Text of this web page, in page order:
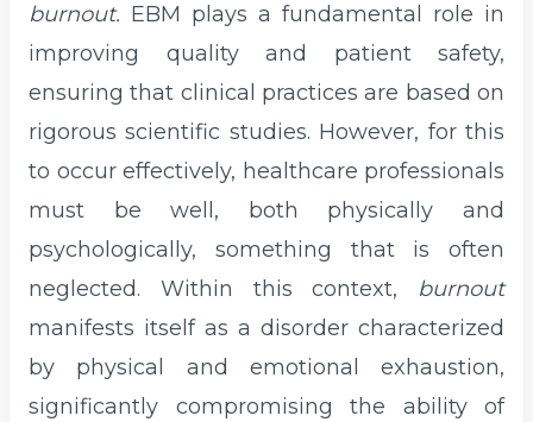
burnout. EBM plays a fundamental role in
improving quality and patient safety,
ensuring that clinical practices are based on
rigorous scientific studies. However, for this
to occur effectively, healthcare professionals
must be well, both physically and
psychologically, something that is often
neglected. Within this context, burnout
manifests itself as a disorder characterized
by physical and emotional exhaustion,
significantly compromising the ability of